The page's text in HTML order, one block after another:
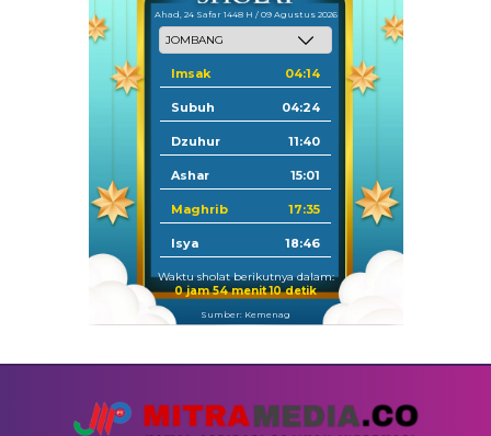
Ahad, 24 Safar 1448 H / 09 Agustus 2026
Imsak 04:14
Subuh 04:24
Dzuhur 11:40
Ashar 15:01
Maghrib 17:35
Isya 18:46
Waktu sholat berikutnya dalam:
0 jam 54 menit 10 detik
Sumber: Kemenag